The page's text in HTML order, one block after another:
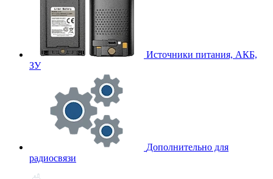
Источники питания, АКБ,
ЗУ
Дополнительно для
радиосвязи